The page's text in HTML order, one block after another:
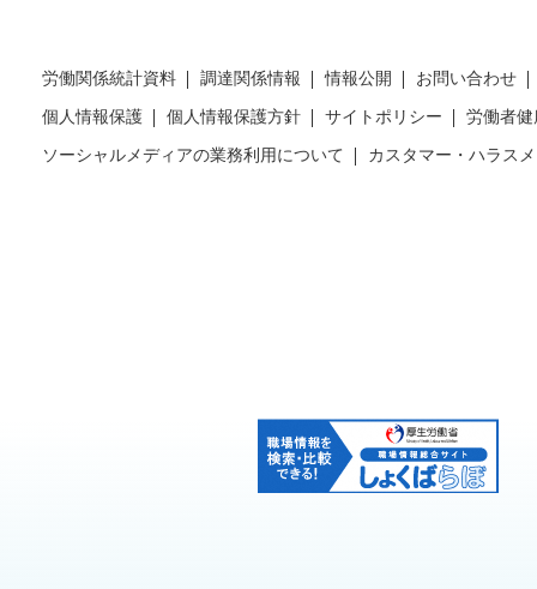
労働関係統計資料 調達関係情報 情報公開
お問い合わせ
個人情報保護
個人情報保護方針 サイトポリシー
労働者
ソーシャルメディアの業務利用について
カスタマー・ハラス